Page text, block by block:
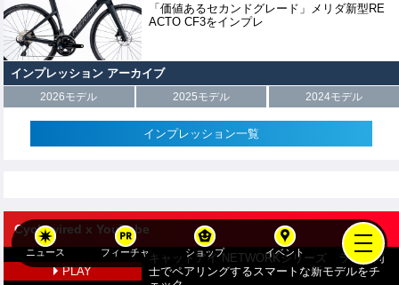
ニュース フィーチャ ショップ イベント
「価値あるセカンドグレード」メリダ新型RE
ACTO CF3をインプレ
インプレッション アーカイブ
2026モデル 2025モデル 2024モデル
インプレッション一覧
Cyclowired x YouTube
PLAY
キャットアイ NETWORKシリーズ ライト同
士でペアリングするスマートな新モデルをチ